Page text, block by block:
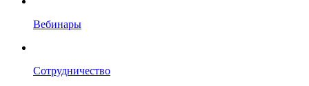
Вебинары
Сотрудничество